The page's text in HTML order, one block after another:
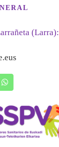
(Larra):